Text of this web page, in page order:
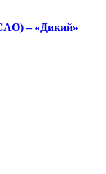
– «Дикий»